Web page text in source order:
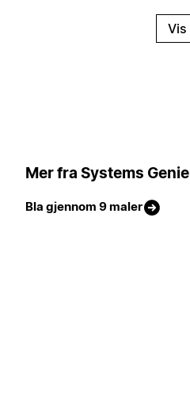
Vis
Mer fra Systems Genie
Bla gjennom 9 maler